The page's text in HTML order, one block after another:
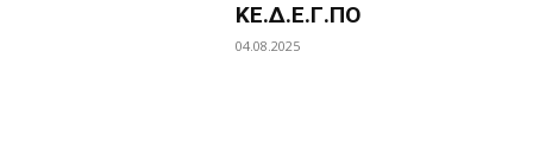
ΚΕ.Δ.Ε.Γ.ΠΟ
04.08.2025